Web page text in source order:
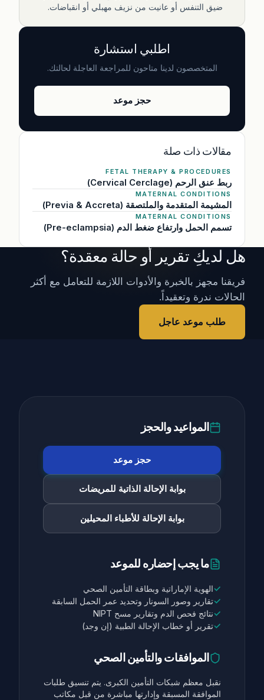
ضيق التنفس أو عانيت من نزيف مهبلي أو انقباضات.
اطلبي استشارة
المتخصصون لدينا متاحون للمراجعة العاجلة لحالتك.
حجز موعد
مقالات ذات صلة
FETAL THERAPY & PROCEDURES
ربط عنق الرحم (Cervical Cerclage)
MATERNAL CONDITIONS
المشيمة المتقدمة والملتصقة (Previa & Accreta)
MATERNAL CONDITIONS
تسمم الحمل وارتفاع ضغط الدم (Pre-eclampsia)
هل لديكِ تقرير أو حالة معقدة؟
فريقنا مجهز بالخبرة والأدوات اللازمة للتعامل مع أكثر
الحالات ندرة وتعقيداً.
طلب موعد عاجل
المواعيد والحجز
حجز موعد
بوابة الإحالة الذاتية للمريضات
بوابة الإحالة للأطباء المحيلين
ما يجب إحضاره للموعد
✓الهوية الإماراتية وبطاقة التأمين الصحي
✓تقارير وصور السونار وتحديد عمر الحمل السابقة
✓نتائج فحص الدم وتقارير مسح NIPT
✓تقرير أو خطاب الإحالة الطبية (إن وجد)
الموافقات والتأمين الصحي
نقبل معظم شبكات التأمين الكبرى. يتم تنسيق طلبات
الموافقة المسبقة وإدارتها مباشرة من قبل مكاتب